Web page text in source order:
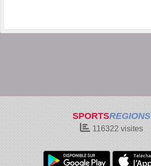
SPORTSREGIONS
116322 visites